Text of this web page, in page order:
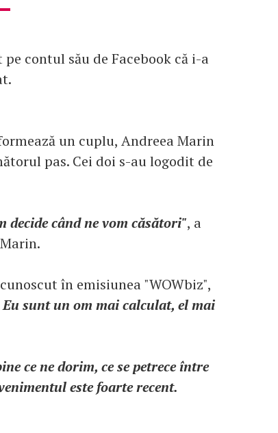
contul său de Facebook că i-a
un cuplu, Andreea Marin
pas. Cei doi s-au logodit de
decide când ne vom căsători", a
în emisiunea "WOWbiz",
sunt un om mai calculat, el mai
ce ne dorim, ce se petrece între
este foarte recent.